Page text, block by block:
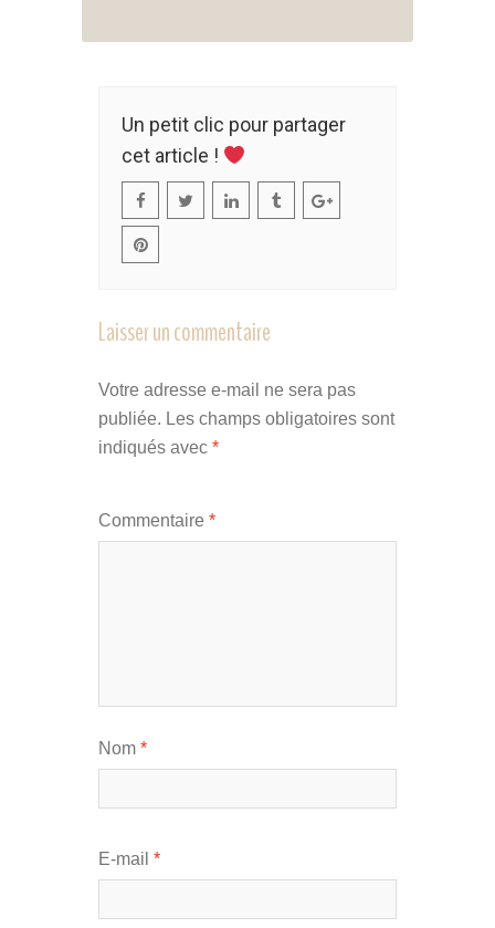
Un petit clic pour partager
cet article !
Laisser un commentaire
Votre adresse e-mail ne sera pas
publiée. Les champs obligatoires sont
indiqués avec *
Commentaire *
Nom *
E-mail *